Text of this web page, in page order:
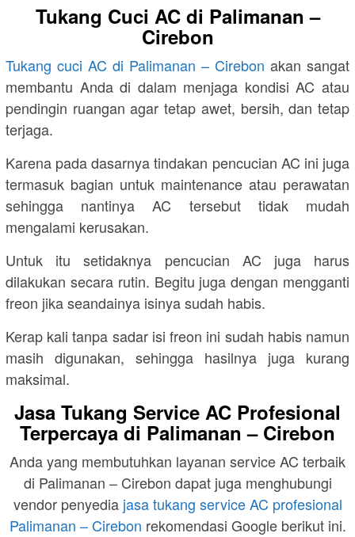
Tukang Cuci AC di Palimanan –
Cirebon
Tukang cuci AC di Palimanan – Cirebon akan sangat
membantu Anda di dalam menjaga kondisi AC atau
pendingin ruangan agar tetap awet, bersih, dan tetap
terjaga.
Karena pada dasarnya tindakan pencucian AC ini juga
termasuk bagian untuk maintenance atau perawatan
sehingga nantinya AC tersebut tidak mudah
mengalami kerusakan.
Untuk itu setidaknya pencucian AC juga harus
dilakukan secara rutin. Begitu juga dengan mengganti
freon jika seandainya isinya sudah habis.
Kerap kali tanpa sadar isi freon ini sudah habis namun
masih digunakan, sehingga hasilnya juga kurang
maksimal.
Jasa Tukang Service AC Profesional
Terpercaya di Palimanan – Cirebon
Anda yang membutuhkan layanan service AC terbaik
di Palimanan – Cirebon dapat juga menghubungi
vendor penyedia jasa tukang service AC profesional
Palimanan – Cirebon rekomendasi Google berikut ini.